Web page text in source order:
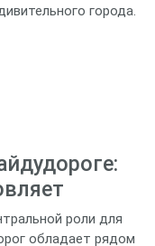
города.
роли для
обладает рядом